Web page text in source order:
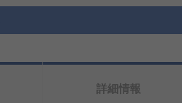
詳細情報